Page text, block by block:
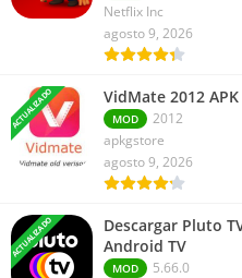
Netflix Inc
agosto 9, 2026
ACTUALIZADO VidMate 2012
MOD
2012
apkgstore
agosto 9, 2026
ACTUALIZADO
Descargar Pluto
Android TV
MOD
5.66.0